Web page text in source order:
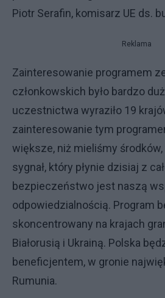
Piotr Serafin, komisarz UE ds.
Reklama
Zainteresowanie programem
członkowskich było bardzo
uczestnictwa wyraziło 19
zainteresowanie tym
większe, niż mieliśmy
sygnał, który płynie dzisiaj z
bezpieczeństwo jest naszą
odpowiedzialnością. Program
skoncentrowany na krajach
Białorusią i Ukrainą. Polska
beneficjentem, w gronie
Rumunia.